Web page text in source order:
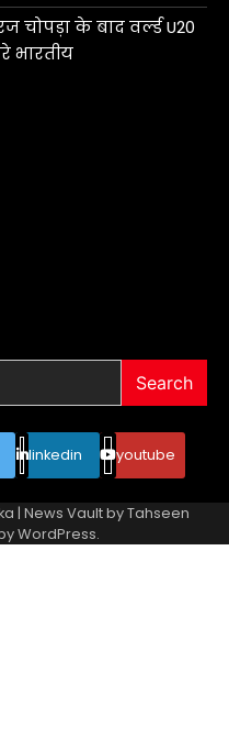
चोपड़ा के बाद वर्ल्ड U20
भारतीय
Search
linkedin youtube
| News Vault byTahseen
WordPress.